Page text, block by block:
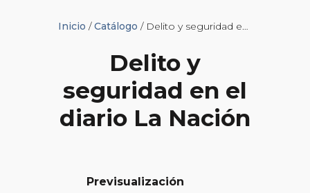
Inicio /Catálogo / Delito y seguridad en el diario La Nación
Delito y
seguridad en el
diario La Nación
Previsualización